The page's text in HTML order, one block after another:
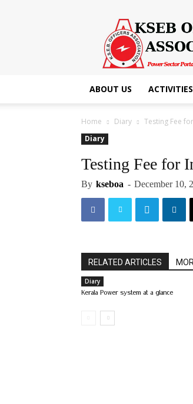
KSEB
Officers'
Association
ABOUT US ACTIVITIES
Home Diary
Testing Fee
Diary
Testing Fee for
By kseboa - December 10,
RELATED ARTICLES
Diary
Kerala Power system at a glance